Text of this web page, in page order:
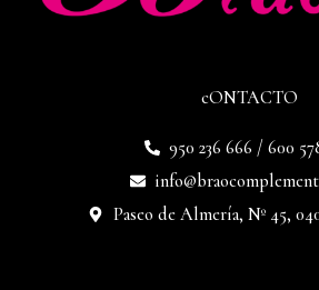
cONTACTO
950 236 666 / 600
Paseo de Almería, Nº 45,